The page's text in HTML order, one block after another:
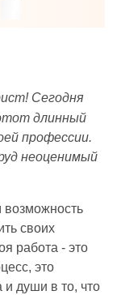
Сегодня
длинный
профессии.
неоценимый
своих
работа - это
это
и души в то, что